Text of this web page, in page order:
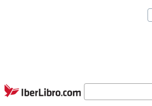
Pasar al contenido principal
IberLibro.com